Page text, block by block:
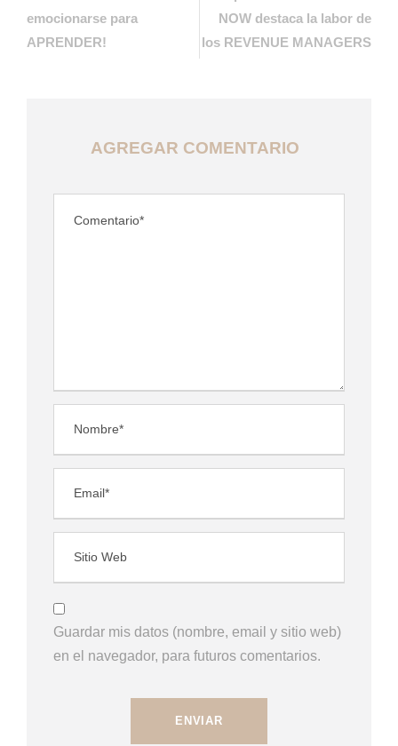
emocionarse para
APRENDER!
NOW destaca la labor de
los REVENUE MANAGERS
AGREGAR COMENTARIO
Guardar mis datos (nombre, email y sitio web)
en el navegador, para futuros comentarios.